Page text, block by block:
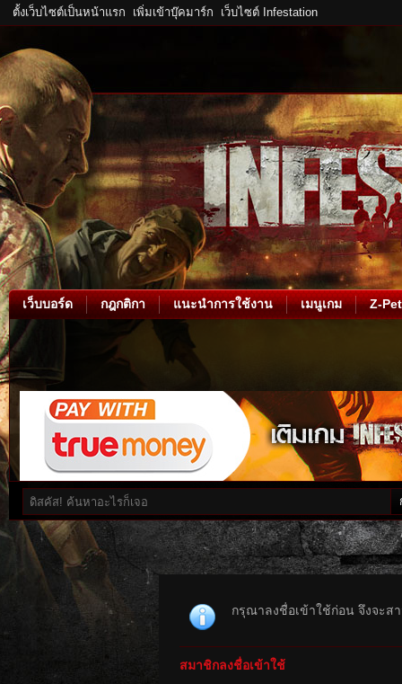
ตั้งเว็บไซต์เป็นหน้าแรก เพิ่มเข้าบุ๊คมาร์ก เว็บไซต์ Infestation
เว็บบอร์ด กฎกติกา แนะนำการใช้งาน เมนูเกม Z-Pet
กรุณาลงชื่อเข้าใช้ก่อน จึงจะส
สมาชิกลงชื่อเข้าใช้